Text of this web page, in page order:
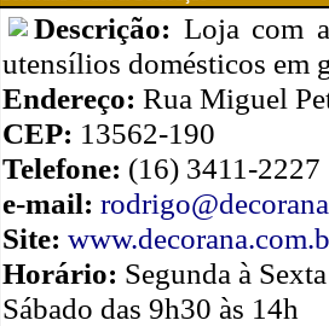
Descrição: Loja com
utensílios domésticos em
Endereço: Rua Miguel
CEP: 13562-190
Telefone: (16) 3411-2227
e-mail:
Site:
Horário: Segunda à
Sábado das 9h30 às 14h